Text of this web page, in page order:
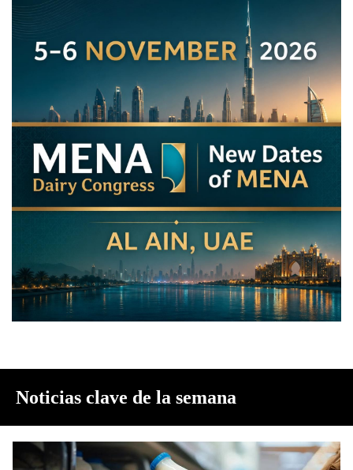
Noticias clave de la semana